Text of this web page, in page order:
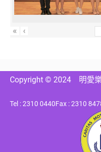
« ‹
Copyright © 2024 明愛
Tel : 2310 0440Fax : 2310